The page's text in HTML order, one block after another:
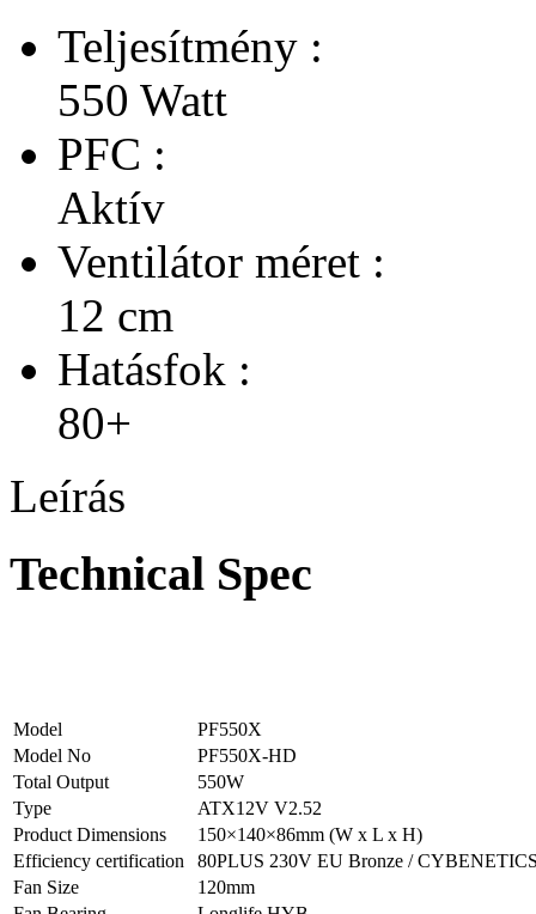
Teljesítmény :
550 Watt
PFC :
Aktív
Ventilátor méret :
12 cm
Hatásfok :
80+
Leírás
Technical Spec
Model
PF550X
Model No
PF550X-HD
Total Output
550W
Type
ATX12V V2.52
Product Dimensions
150×140×86mm (W x L x H)
Efficiency certification
80PLUS 230V EU Bronze /
Fan Size
120mm